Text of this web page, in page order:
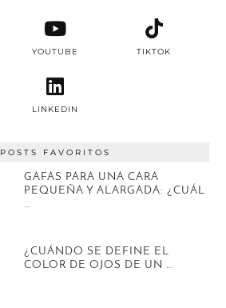
YOUTUBE TIKTOK
LINKEDIN
POSTS FAVORITOS
GAFAS PARA UNA CARA
PEQUEÑA Y ALARGADA: ¿CUÁL
…
¿CUÁNDO SE DEFINE EL
COLOR DE OJOS DE UN …